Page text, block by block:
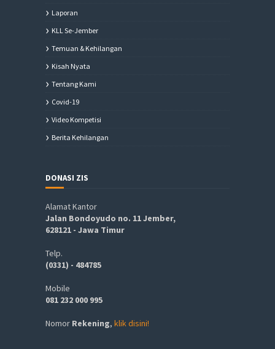
Laporan
KLL Se-Jember
Temuan & Kehilangan
Kisah Nyata
Tentang Kami
Covid-19
Video Kompetisi
Berita Kehilangan
DONASI ZIS
Alamat Kantor
Jalan Bondoyudo no. 11 Jember,
628121 - Jawa Timur
Telp.
(0331) - 484785
Mobile
081 232 000 995
Nomor Rekening, klik disini!